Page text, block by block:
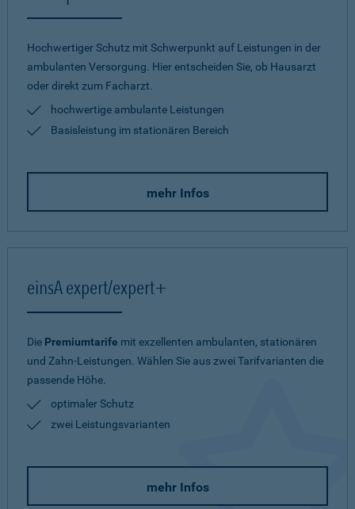
Hochwertiger Schutz mit Schwerpunkt auf Leistungen in der
ambulanten Versorgung. Hier entscheiden Sie, ob Hausarzt
oder direkt zum Facharzt.
hochwertige ambulante Leistungen
Basisleistung im stationären Bereich
mehr Infos
einsA expert/expert+
Die Premiumtarife mit exzellenten ambulanten, stationären
und Zahn-Leistungen. Wählen Sie aus zwei Tarifvarianten die
passende Höhe.
optimaler Schutz
zwei Leistungsvarianten
mehr Infos